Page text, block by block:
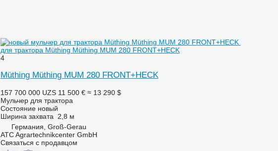
для трактора Müthing Müthing MUM 280 FRONT+HECK
4
Müthing Müthing MUM 280 FRONT+HECK
157 700 000 UZS 11 500 € ≈ 13 290 $
Мульчер для трактора
Состояниеновый
Ширина захвата
2,8 м
Германия, Groß-Gerau
ATC Agrartechnikcenter GmbH
Связаться с продавцом